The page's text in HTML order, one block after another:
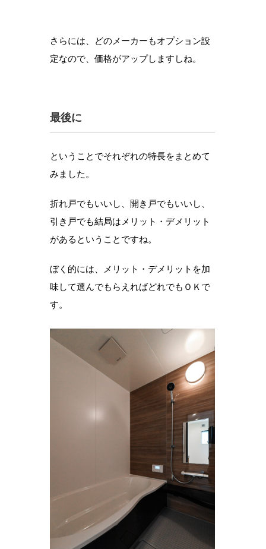
さらには、どのメーカーもオプション設
定なので、価格がアップしますしね。
最後に
ということでそれぞれの特長をまとめて
みました。
折れ戸でもいいし、開き戸でもいいし、
引き戸でも結局はメリット・デメリット
があるということですね。
ぼく的には、メリット・デメリットを加
味して選んでもらえればどれでもＯＫで
す。